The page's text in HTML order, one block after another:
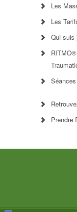
Les
Les
Qui
Prendre